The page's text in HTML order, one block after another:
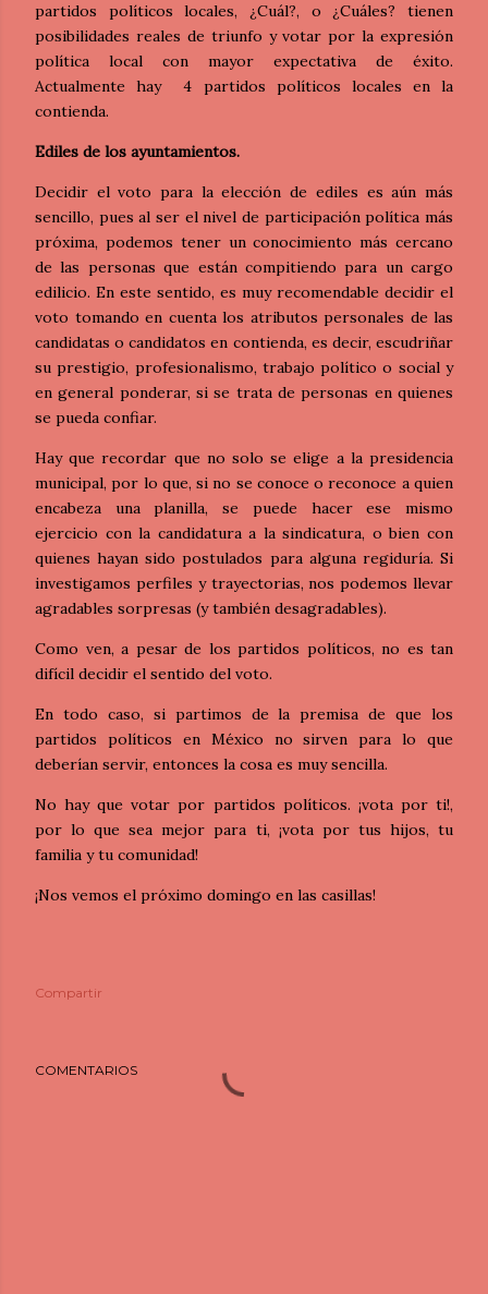
partidos políticos locales, ¿Cuál?, o ¿Cuáles? tienen
posibilidades reales de triunfo y votar por la expresión
política local con mayor expectativa de éxito.
Actualmente hay
4 partidos políticos locales en la
contienda.
Ediles de los ayuntamientos.
Decidir el voto para la elección de ediles es aún más
sencillo, pues al ser el nivel de participación política más
próxima, podemos tener un conocimiento más cercano
de las personas que están compitiendo para un cargo
edilicio. En este sentido, es muy recomendable decidir el
voto tomando en cuenta los atributos personales de las
candidatas o candidatos en contienda, es decir, escudriñar
su prestigio, profesionalismo, trabajo político o social y
en general ponderar, si se trata de personas en quienes
se pueda confiar.
Hay que recordar que no solo se elige a la presidencia
municipal, por lo que, si no se conoce o reconoce a quien
encabeza una planilla, se puede hacer ese mismo
ejercicio con la candidatura a la sindicatura, o bien con
quienes hayan sido postulados para alguna regiduría. Si
investigamos perfiles y trayectorias, nos podemos llevar
agradables sorpresas (y también desagradables).
Como ven, a pesar de los partidos políticos, no es tan
difícil decidir el sentido del voto.
En todo caso, si partimos de la premisa de que los
partidos políticos en México no sirven para lo que
deberían servir, entonces la cosa es muy sencilla.
No hay que votar por partidos políticos. ¡vota por ti!,
por lo que sea mejor para ti, ¡vota por tus hijos, tu
familia y tu comunidad!
¡Nos vemos el próximo domingo en las casillas!
Compartir
COMENTARIOS